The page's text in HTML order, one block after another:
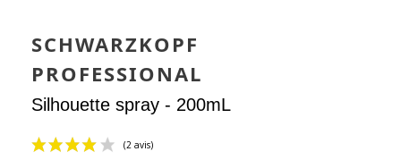
SCHWARZKOPF
PROFESSIONAL
Silhouette spray - 200mL